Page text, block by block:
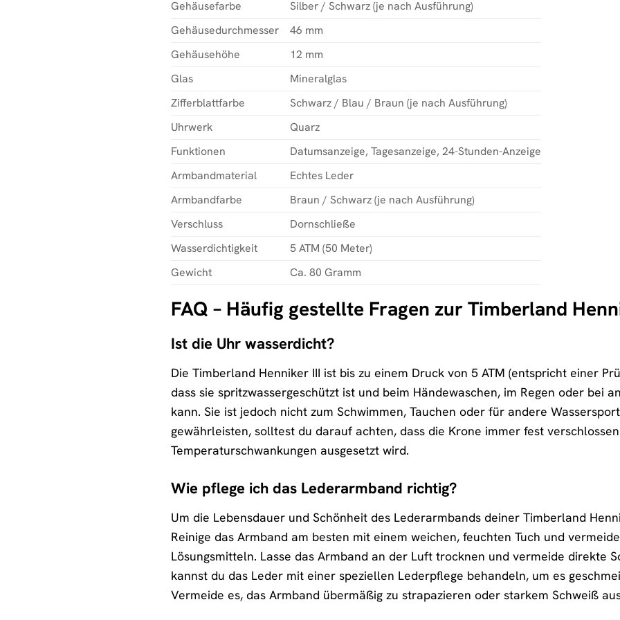
Gehäusefarbe
Silber / Schwarz (je nach Ausführung)
Gehäusedurchmesser
46 mm
Gehäusehöhe
12 mm
Glas
Mineralglas
Zifferblattfarbe
Schwarz / Blau / Braun (je nach Ausführung)
Uhrwerk
Quarz
Funktionen
Datumsanzeige, Tagesanzeige, 24-Stunden-Anzeige
Armbandmaterial
Echtes Leder
Armbandfarbe
Braun / Schwarz (je nach Ausführung)
Verschluss
Dornschließe
Wasserdichtigkeit
5 ATM (50 Meter)
Gewicht
Ca. 80 Gramm
FAQ – Häufig gestellte Fragen zur Timberland
Ist die Uhr wasserdicht?
Die Timberland Henniker III ist bis zu einem Druck von 5 ATM (entspricht einer
dass sie spritzwassergeschützt ist und beim Händewaschen, im Regen oder bei
kann. Sie ist jedoch nicht zum Schwimmen, Tauchen oder für andere
gewährleisten, solltest du darauf achten, dass die Krone immer fest
Temperaturschwankungen ausgesetzt wird.
Wie pflege ich das Lederarmband richtig?
Um die Lebensdauer und Schönheit des Lederarmbands deiner Timberland
Reinige das Armband am besten mit einem weichen, feuchten Tuch und
Lösungsmitteln. Lasse das Armband an der Luft trocknen und vermeide direkte
kannst du das Leder mit einer speziellen Lederpflege behandeln, um es
Vermeide es, das Armband übermäßig zu strapazieren oder starkem Schweiß